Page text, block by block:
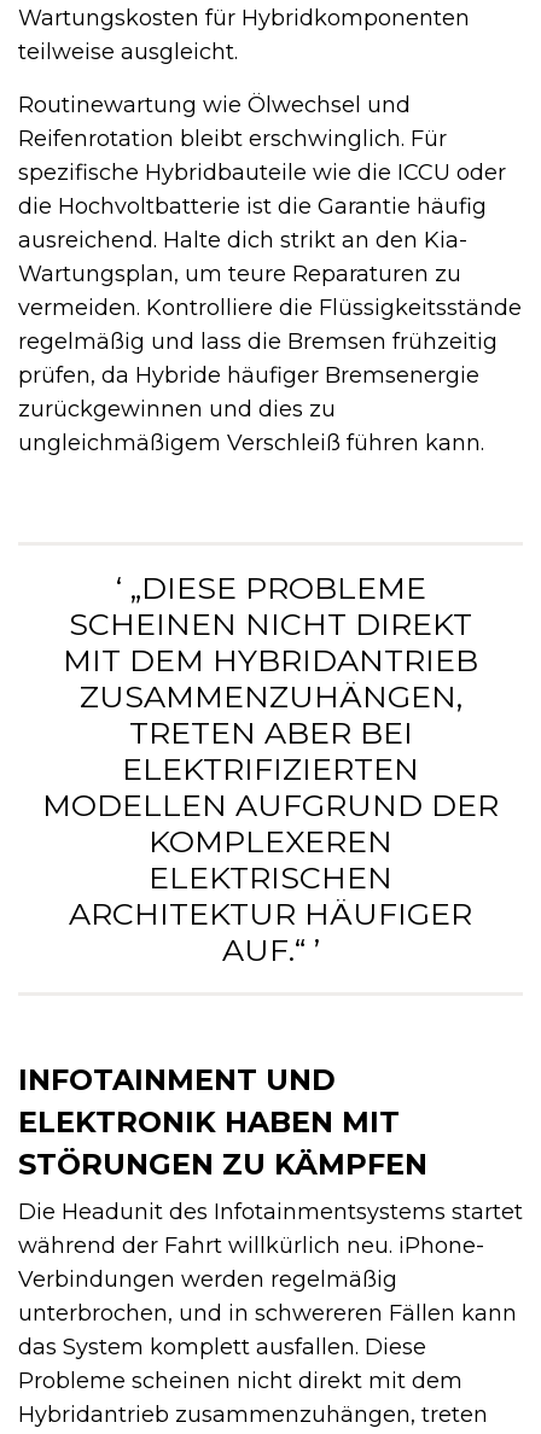
Wartungskosten für Hybridkomponenten
teilweise ausgleicht.
Routinewartung wie Ölwechsel und
Reifenrotation bleibt erschwinglich. Für
spezifische Hybridbauteile wie die ICCU oder
die Hochvoltbatterie ist die Garantie häufig
ausreichend. Halte dich strikt an den Kia-
Wartungsplan, um teure Reparaturen zu
vermeiden. Kontrolliere die Flüssigkeitsstände
regelmäßig und lass die Bremsen frühzeitig
prüfen, da Hybride häufiger Bremsenergie
zurückgewinnen und dies zu
ungleichmäßigem Verschleiß führen kann.
‘ „DIESE PROBLEME
SCHEINEN NICHT DIREKT
MIT DEM HYBRIDANTRIEB
ZUSAMMENZUHÄNGEN,
TRETEN ABER BEI
ELEKTRIFIZIERTEN
MODELLEN AUFGRUND DER
KOMPLEXEREN
ELEKTRISCHEN
ARCHITEKTUR HÄUFIGER
AUF.“ ’
INFOTAINMENT UND
ELEKTRONIK HABEN MIT
STÖRUNGEN ZU KÄMPFEN
Die Headunit des Infotainmentsystems startet
während der Fahrt willkürlich neu. iPhone-
Verbindungen werden regelmäßig
unterbrochen, und in schwereren Fällen kann
das System komplett ausfallen. Diese
Probleme scheinen nicht direkt mit dem
Hybridantrieb zusammenzuhängen, treten